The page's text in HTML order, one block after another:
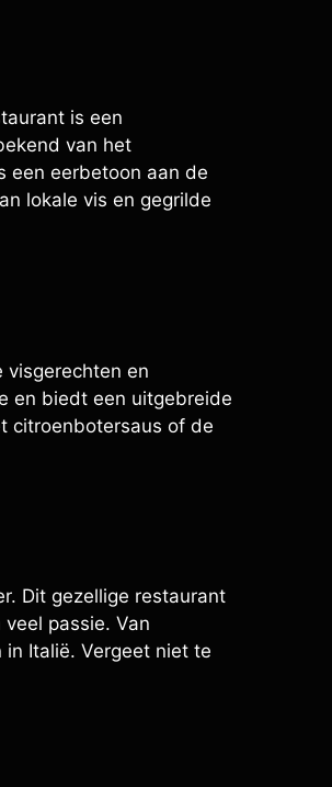
is een
van het
een eerbetoon aan de
lokale vis en gegrilde
visgerechten en
en biedt een uitgebreide
citroenbotersaus of de
Dit gezellige restaurant
passie. Van
in Italië. Vergeet niet te